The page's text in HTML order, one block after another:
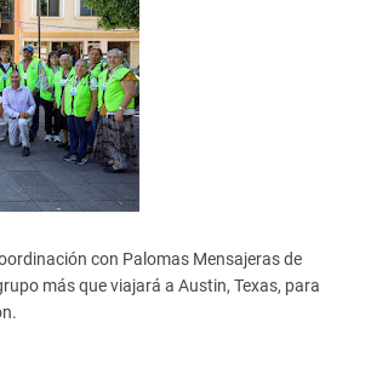
con Palomas Mensajeras de
más que viajará a Austin, Texas, para